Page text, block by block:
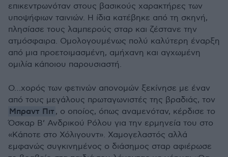
επικεντρωνόταν στους βασικούς χαρακτήρες των
υποψήφιων ταινιών. Η ίδια κατέβηκε από τη σκηνή,
πλησίασε τους λαμπερούς σταρ και ζέστανε την
ατμόσφαιρα. Ομολογουμένως πολύ καλύτερη έναρξη
από μια προετοιμασμένη, αμήχανη και αγχωμένη
ομιλία κάποιου παρουσιαστή.
Ο…χορός των φετινών απονομών ξεκίνησε με έναν
από τους μεγάλους πρωταγωνιστές της βραδιάς, τον
Μπραντ Πιτ , ο οποίος, όπως αναμενόταν, κέρδισε το
Όσκαρ Β’ Ανδρικού Ρόλου για την ερμηνεία του στο
«Κάποτε στο Χόλιγουντ». Χαμογελαστός αλλά
εμφανώς συγκινημένος ο διάσημος σταρ αφιέρωσε